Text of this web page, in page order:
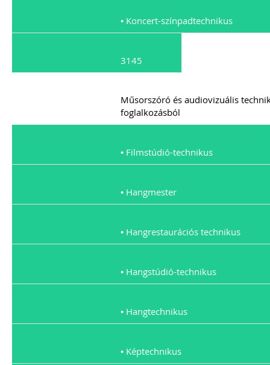
• Koncert-színpadtechnikus
3145
Műsorszóró és audiovizuális
foglalkozásból
• Filmstúdió-technikus
• Hangmester
• Hangrestaurációs technikus
• Hangstúdió-technikus
• Hangtechnikus
• Képtechnikus